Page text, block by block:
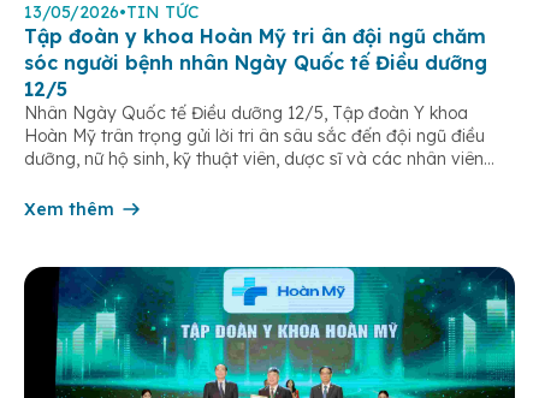
13/05/2026•TIN TỨC
Tập đoàn y khoa Hoàn Mỹ tri ân đội ngũ chăm
sóc người bệnh nhân Ngày Quốc tế Điều dưỡng
12/5
Nhân Ngày Quốc tế Điều dưỡng 12/5, Tập đoàn Y khoa
Hoàn Mỹ trân trọng gửi lời tri ân sâu sắc đến đội ngũ điều
dưỡng, nữ hộ sinh, kỹ thuật viên, dược sĩ và các nhân viên
âm thầm đồng hành trên […]
Xem thêm